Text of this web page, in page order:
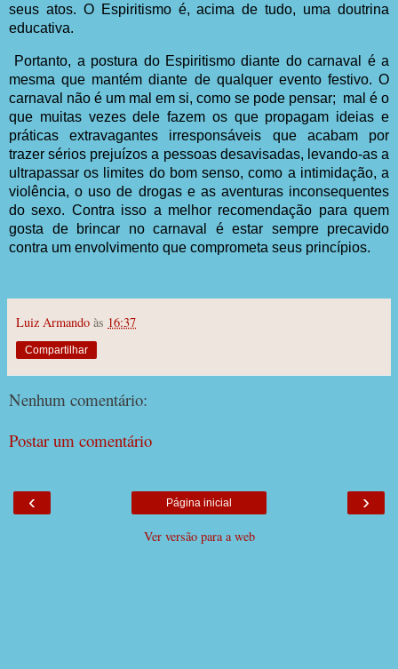
seus atos. O Espiritismo é, acima de tudo, uma doutrina
educativa.
Portanto, a postura do Espiritismo diante do carnaval é a
mesma que mantém diante de qualquer evento festivo. O
carnaval não é um mal em si, como se pode pensar; mal é o
que muitas vezes dele fazem os que propagam ideias e
práticas extravagantes irresponsáveis que acabam por
trazer sérios prejuízos a pessoas desavisadas, levando-as a
ultrapassar os limites do bom senso, como a intimidação, a
violência, o uso de drogas e as aventuras inconsequentes
do sexo. Contra isso a melhor recomendação para quem
gosta de brincar no carnaval é estar sempre precavido
contra um envolvimento que comprometa seus princípios.
Luiz Armando às 16:37
Compartilhar
Nenhum comentário:
Postar um comentário
‹ ›
Página inicial
Ver versão para a web